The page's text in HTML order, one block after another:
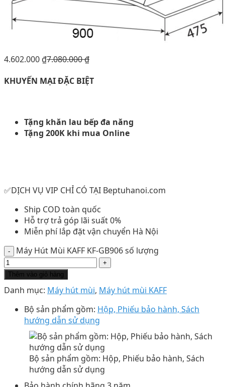
4.602.000 ₫7.080.000₫
KHUYẾN MẠI ĐẶC BIỆT
Tặng khăn lau bếp đa năng
Tặng 200K khi mua Online
✅DỊCH VỤ VIP CHỈ CÓ TẠI Beptuhanoi.com
Ship COD toàn quốc
Hỗ trợ trả góp lãi suất 0%
Miễn phí lắp đặt vận chuyển Hà Nội
Máy Hút Mùi KAFF KF-GB906 số lượng
Thêm vào giỏ hàng
Danh mục: Máy hút mùi, Máy hút mùi KAFF
Bộ sản phẩm gồm: Hộp, Phiếu bảo hành, Sách
hướng dẫn sử dụng
Bộ sản phẩm gồm: Hộp, Phiếu bảo hành, Sách
hướng dẫn sử dụng